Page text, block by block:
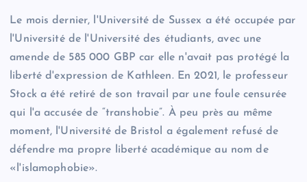
Le mois dernier, l'Université de Sussex a été occupée par
l'Université de l'Université des étudiants, avec une
amende de 585 000 GBP car elle n'avait pas protégé la
liberté d'expression de Kathleen. En 2021, le professeur
Stock a été retiré de son travail par une foule censurée
qui l'a accusée de “transhobie”. À peu près au même
moment, l'Université de Bristol a également refusé de
défendre ma propre liberté académique au nom de
«l'islamophobie».